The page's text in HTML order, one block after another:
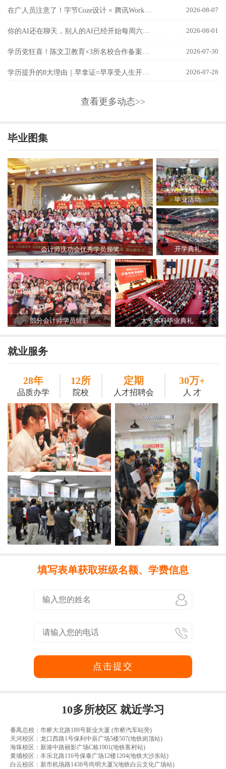
在广人员注意了！字节Coze设计 × 腾讯WorkBuddy联手，国内最强AI双雄组合，8月9日隆基校区实战开讲！ 2026-08-07
你的AI还在聊天，别人的AI已经开始每周六自己加班了！ 2026-08-01
学历党狂喜！陈文卫教育×3所名校合作备案成功！ 2026-07-30
2026-07-28
查看更多动态>>
毕业图集
会计师庆功会优秀学员颁奖
毕业活动
开学典礼
部分会计师学员留影 大专本科毕业典礼
就业服务
28年
品质办学
12所
院校
定期
人才招聘会
30万+
人 才
填写表单获取班级名额、学费信息
点击提交
10多所校区 就近学习
番禺总校：市桥大北路189号新业大厦 (市桥汽车站旁)
天河校区：龙口西路1号保利中辰广场5楼507(地铁岗顶站)
海珠校区：新港中路丽影广场C栋1901(地铁客村站)
黄埔校区：丰乐北路116号保泰广场12楼1204(地铁大沙东站)
白云校区：新市机场路1438号尚明大厦5(地铁白云文化广场站)